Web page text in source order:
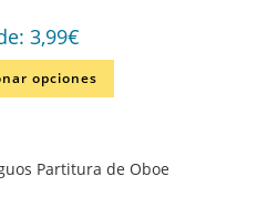
3,99€
opciones